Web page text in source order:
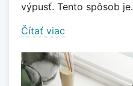
výpusť. Tento spôsob
Čítať viac